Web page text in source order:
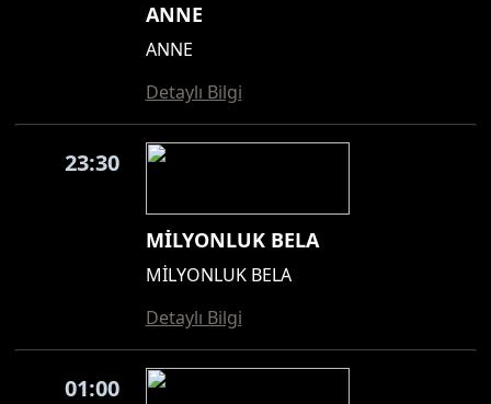
ANNE
ANNE
Detaylı Bilgi
23:30
MİLYONLUK BELA
MİLYONLUK BELA
Detaylı Bilgi
01:00